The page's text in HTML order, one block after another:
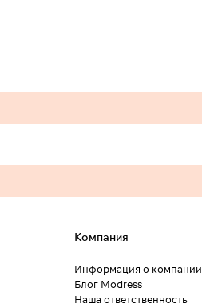
Компания
Информация о компании
Блог Modress
Наша ответственность